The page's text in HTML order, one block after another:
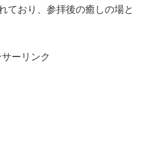
ており、参拝後の癒しの場と
ーリンク